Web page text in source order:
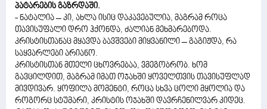
პატარების გაზრდაში.
- ნატალია – კი, ახლა ისიც დაკავებულია, მაგრამ როცა
თავისუფალი დრო ჰქონდა, ძალიან მეხმარებოდა.
კრისტისთანაც მყავდა ბავშვები მიყვანილი – გაგიჟდა, რა
საყვარლები არიანო.
კრისტისთან მთელი ცხოვრებაა, ვმეგობრობ. ხომ
გავცილდით, მაგრამ იმათ ოჯახში ყოველთვის თავისუფლად
მივდივარ. ყოფილა მომენტი, როცა სხვა ცოლი მყოლია და
როგორც სტუმარი, კრისტის ოჯახში დავრჩენილვარ კიდეც.